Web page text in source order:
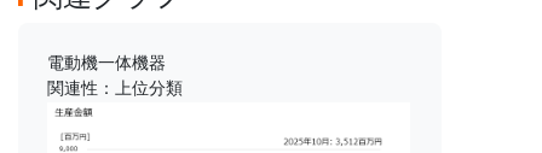
電動機一体機器
関連性：上位分類